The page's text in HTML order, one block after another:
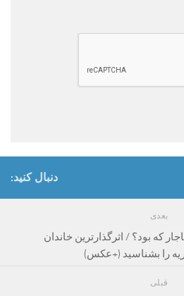
دنبال کنید:
بعدی
که بود؟ / اثرگذارترین خاندان
را بشناسید (+عکس)
قبلی